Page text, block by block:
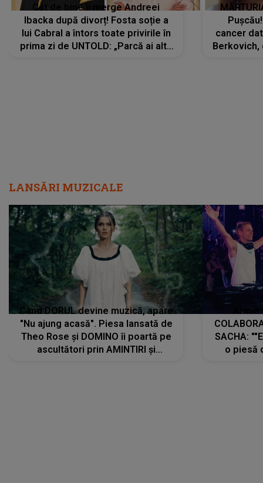
Cât de bine îi merge Andreei
Ibacka după divorț! Fosta soție a
lui Cabral a întors toate privirile în
prima zi de UNTOLD: „Parcă ai altă
cancer
Berkovich,
LANSĂRI MUZICALE
Când DORUL devine muzică, apare
"Nu ajung acasă". Piesa lansată de
Theo Rose și DOMINO îi poartă pe
ascultători prin AMINTIRI și
SACHA:
o piesă